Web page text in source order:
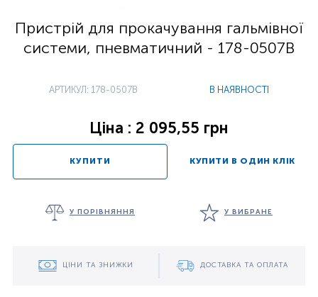
Пристрій для прокачування гальмівної
системи, пневматичний - 178-0507B
АРТИКУЛ: 178-0507B В НАЯВНОСТІ
Ціна : 2 095,55 грн
КУПИТИ КУПИТИ В ОДИН КЛІК
У ПОРІВНЯННЯ У ВИБРАНЕ
ЦІНИ ТА ЗНИЖКИ ДОСТАВКА ТА ОПЛАТА